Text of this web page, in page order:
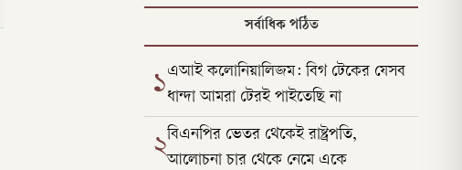
সর্বাধিক পঠিত
১এআই কলোনিয়ালিজম: বিগ টেকের যেসব
ধান্দা আমরা টেরই পাইতেছি না
২বিএনপির ভেতর থেকেই রাষ্ট্রপতি,
আলোচনা চার থেকে নেমে একে